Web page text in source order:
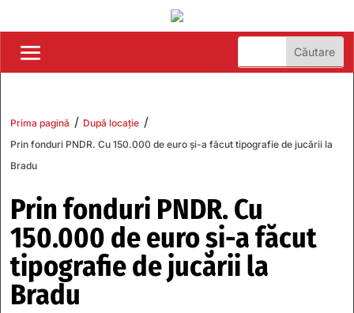
Prima pagină / După locație /
Prin fonduri PNDR. Cu 150.000 de euro și-a făcut tipografie de jucării la
Bradu
Prin fonduri PNDR. Cu
150.000 de euro și-a făcut
tipografie de jucării la
Bradu